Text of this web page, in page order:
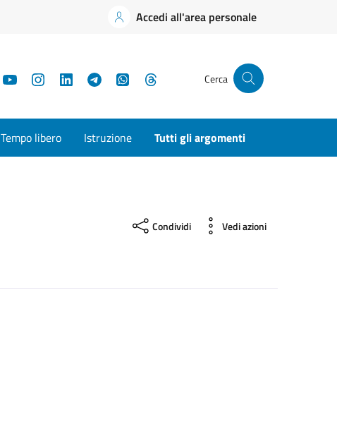
Accedi all'area personale
YouTubeInstagramLinkedInTelegramWhatsApp Cerca
Tempo libero Istruzione Tutti gli argomenti
Condividi Vedi azioni